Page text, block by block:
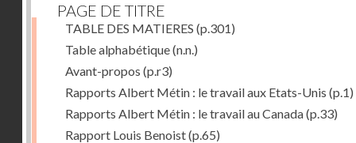
PAGE DE TITRE
TABLE DES MATIERES (p.301)
Table alphabétique(n.n.)
Avant-propos (p.r3)
Rapports Albert Métin : le travail aux Etats-Unis (p.1)
Rapports Albert Métin : le travail au Canada(p.33)
Rapport Louis Benoist(p.65)